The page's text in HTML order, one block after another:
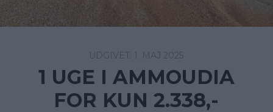
1. MAJ 2025
1 UGE I AMMOUDIA
FOR KUN 2.338,-